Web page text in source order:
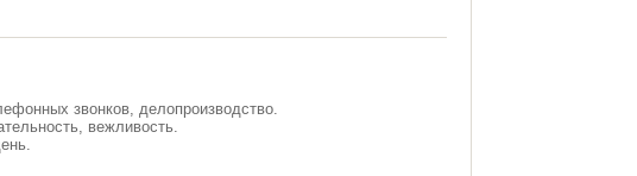
звонков, делопроизводство.
вежливость.